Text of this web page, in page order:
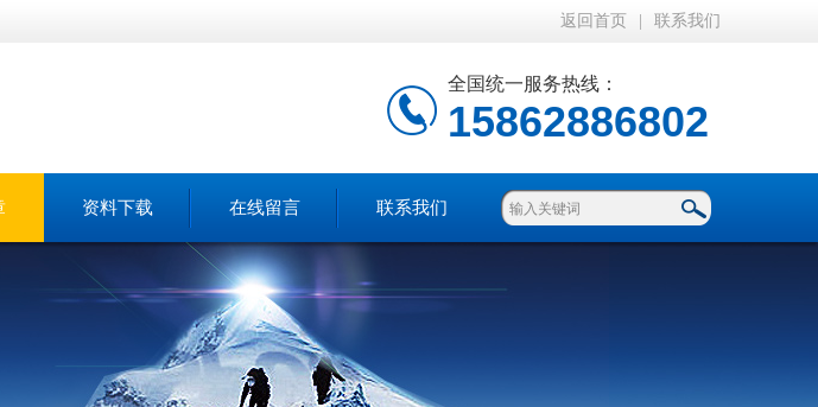
返回首页 联系我们
全国统一服务热线：
15862886802
资料下载 在线留言 联系我们